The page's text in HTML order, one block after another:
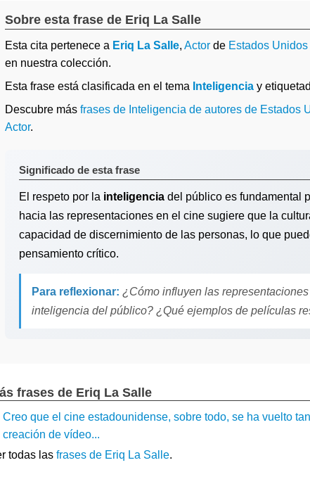
Sobre esta frase de Eriq La Salle
Esta cita pertenece a Eriq La Salle, Actor de Estados Unidos
en nuestra colección.
Esta frase está clasificada en el tema Inteligencia y
Descubre más frases de Inteligencia de autores de Estados
Actor.
Significado de esta frase
El respeto por la inteligencia del público es fundamental
hacia las representaciones en el cine sugiere que la
capacidad de discernimiento de las personas, lo que
pensamiento crítico.
Para reflexionar: ¿Cómo influyen las
inteligencia del público? ¿Qué ejemplos de películas
frases de Eriq La Salle
Creo que el cine estadounidense, sobre todo, se ha vuelto
creación de vídeo...
todas las frases de Eriq La Salle.